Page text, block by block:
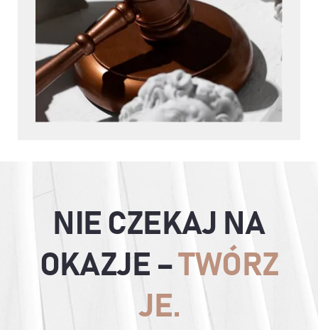
NIE CZEKAJ NA
OKAZJE –TWÓRZ
JE.